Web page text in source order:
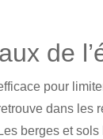
de
pour
dans les
berges et